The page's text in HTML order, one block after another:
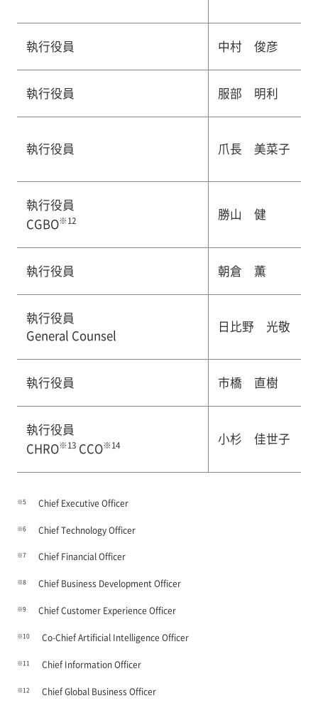
執行役員 中村 俊彦
執行役員 服部 明利
執行役員 爪長 美菜子
執行役員
CGBO※12 勝山 健
執行役員 朝倉 薫
執行役員
General Counsel
日比野 光敬
執行役員 市橋 直樹
執行役員
CHRO※13 CCO※14 小杉 佳世子
※5 Chief Executive Officer
※6 Chief Technology Officer
※7 Chief Financial Officer
※8 Chief Business Development Officer
※9 Chief Customer Experience Officer
※10 Co-Chief Artificial Intelligence Officer
※11 Chief Information Officer
※12 Chief Global Business Officer